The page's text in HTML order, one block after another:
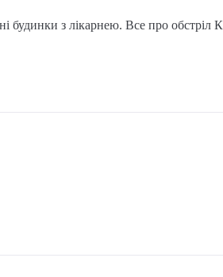
будинки з лікарнею. Все про обстріл